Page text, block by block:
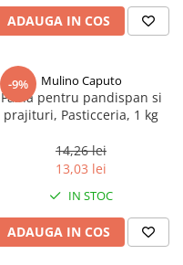
ADAUGA IN COS
-9% Mulino Caputo
Faina pentru pandispan si
prajituri, Pasticceria, 1 kg
14,26 lei
13,03 lei
IN STOC
ADAUGA IN COS